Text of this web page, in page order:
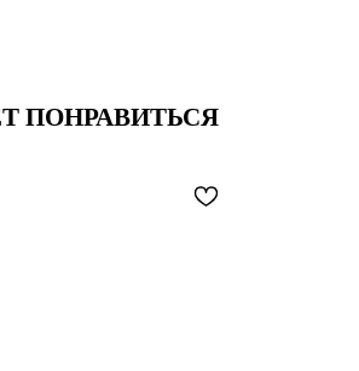
ПОНРАВИТЬСЯ